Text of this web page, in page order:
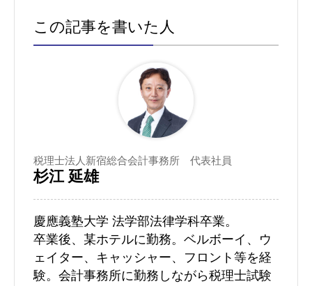
この記事を書いた人
税理士法人新宿総合会計事務所 代表社員
杉江 延雄
慶應義塾大学 法学部法律学科卒業。
卒業後、某ホテルに勤務。ベルボーイ、ウ
ェイター、キャッシャー、フロント等を経
験。会計事務所に勤務しながら税理士試験